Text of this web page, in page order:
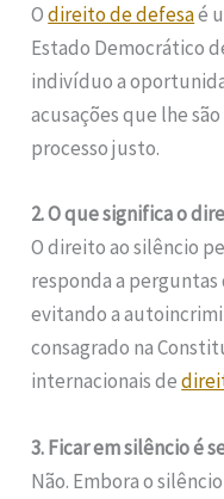
Odireito de defesaé
Estado Democrático
indivíduo a
acusações que lhe
processo justo.
2. O que significa o
O direito ao silêncio
responda a
evitando a
consagrado na
internacionais de
3. Ficar em silêncio é
Não. Embora o